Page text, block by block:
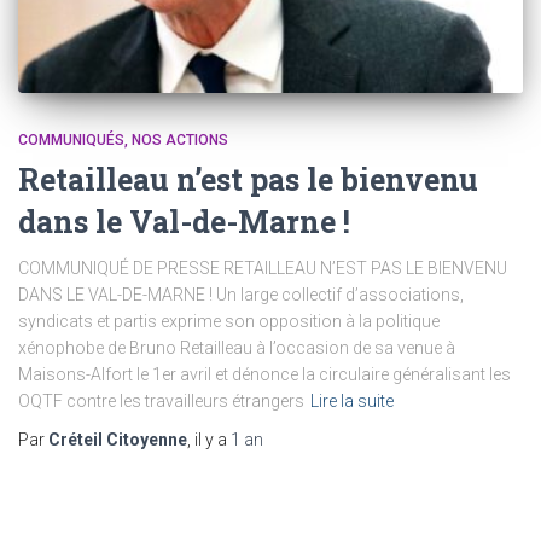
COMMUNIQUÉS NOS ACTIONS
Retailleau n’est pas le bienvenu
dans le Val-de-Marne !
COMMUNIQUÉ DE PRESSE RETAILLEAU N’EST PAS LE BIENVENU
DANS LE VAL-DE-MARNE ! Un large collectif d’associations,
syndicats et partis exprime son opposition à la politique
xénophobe de Bruno Retailleau à l’occasion de sa venue à
Maisons-Alfort le 1er avril et dénonce la circulaire généralisant les
OQTF contre les travailleurs étrangers
Lire la suite
Par Créteil Citoyenne , il y a 1 an